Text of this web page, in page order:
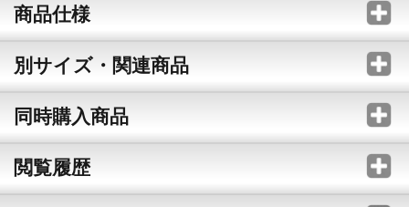
商品仕様
別サイズ・関連商品
同時購入商品
閲覧履歴